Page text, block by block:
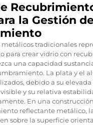
la Gestión
tradicionales
para crear vidrio con
una capacidad
La plata y el
debido a su
y su relativa
En una
reflectante metálico,
sobre la superficie